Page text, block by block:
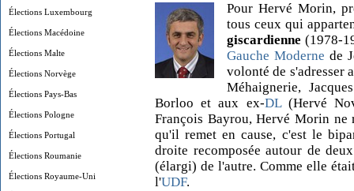
Élections Luxembourg
Élections Macédoine
Élections Malte
Élections Norvège
Élections Pays-Bas
Élections Pologne
Élections Portugal
Élections Roumanie
Élections Royaume-Uni
Pour Hervé Morin,
tous ceux qui
giscardienne (1978-
Gauche Moderne de
volonté de s'adresser
Méhaignerie,
Borloo et aux ex-DL(Hervé
François Bayrou, Hervé Morin ne
qu'il remet en cause, c'est le
droite recomposée autour de
(élargi) de l'autre. Comme elle
l'UDF.